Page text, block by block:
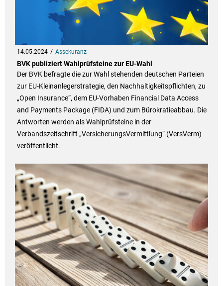
14.05.2024 Assekuranz
BVK publiziert Wahlprüfsteine zur EU-Wahl
Der BVK befragte die zur Wahl stehenden deutschen Parteien
zur EU-Kleinanlegerstrategie, den Nachhaltigkeitspflichten, zu
„Open Insurance“, dem EU-Vorhaben Financial Data Access
and Payments Package (FIDA) und zum Bürokratieabbau. Die
Antworten werden als Wahlprüfsteine in der
Verbandszeitschrift „VersicherungsVermittlung“ (VersVerm)
veröffentlicht.